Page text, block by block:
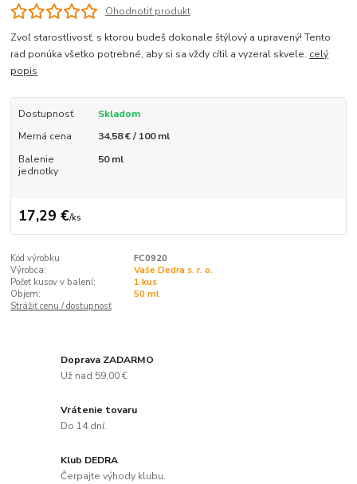
Ohodnotiť produkt
Zvoľ starostlivosť, s ktorou budeš dokonale štýlový a upravený! Tento
rad ponúka všetko potrebné, aby si sa vždy cítil a vyzeral skvele. celý
popis
Dostupnosť
Skladom
Merná cena
34,58 € / 100 ml
Balenie
jednotky
50 ml
17,29 €/ks
Kód výrobku
FC0920
Výrobca:
Vaše Dedra s. r. o.
Počet kusov v balení:
1 kus
Objem:
50 ml
Strážiť cenu / dostupnosť
Doprava ZADARMO
Už nad 59,00 €
Vrátenie tovaru
Do 14 dní.
Klub DEDRA
Čerpajte výhody klubu.